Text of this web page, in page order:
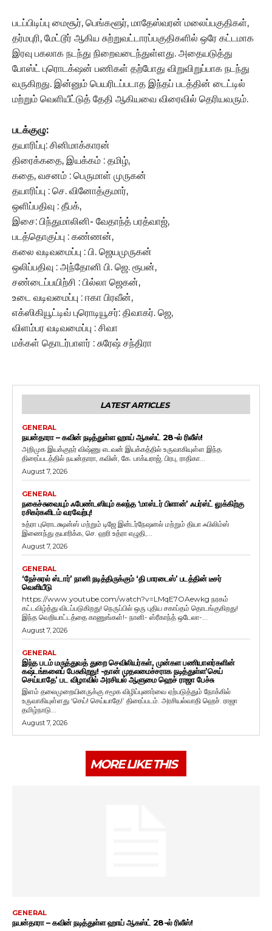
படப்பிடிப்பு மைசூர், பெங்களூர், மாதேஸ்வரன் மலைப்பகுதிகள்,
தர்மபுரி, மேட்டூர் ஆகிய சுற்றுவட்டாரப்பகுதிகளில் ஒரே கட்டமாக
இரவு பகலாக நடந்து நிறைவடைந்துள்ளது. அதையடுத்து
போஸ்ட் புரொடக்‌ஷன் பணிகள் தற்போது விறுவிறுப்பாக நடந்து
வருகிறது. இன்னும் பெயரிடப்படாத இந்தப் படத்தின் டைட்டில்
மற்றும் வெளியீட்டுத் தேதி ஆகியவை விரைவில் தெரியவரும்.
படக்குழு:
தயாரிப்பு: சினிமாக்காரன்
திரைக்கதை, இயக்கம் : தமிழ்,
கதை, வசனம் : பெருமாள் முருகன்
தயாரிப்பு : செ. வினோத்குமார்,
ஒளிப்பதிவு : தீபக்,
இசை: பிந்துமாலினி- வேதாந்த் பரத்வாஜ்,
படத்தொகுப்பு : கண்ணன்,
கலை வடிவமைப்பு : பி. ஜெயமுருகன்
ஒலிப்பதிவு : அந்தோனி பி. ஜெ. ரூபன்,
சண்டைப்பயிற்சி : பில்லா ஜெகன்,
உடை வடிவமைப்பு : ஈகா பிரவீன்,
எக்ஸிகியூட்டிவ் புரொடியூசர்: திவாகர். ஜெ,
விளம்பர வடிவமைப்பு : சிவா
மக்கள் தொடர்பாளர் : சுரேஷ் சந்திரா
LATEST ARTICLES
GENERAL
நயன்தாரா – கவின் நடித்துள்ள ஹாய் ஆகஸ்ட் 28-ல் ரிலீஸ்!
அறிமுக இயக்குநர் விஷ்ணு எடவன் இயக்கத்தில் உருவாகியுள்ள இந்த
திரைப்படத்தில் நயன்தாரா, கவின், கே. பாக்யராஜ், பிரபு, ராதிகா...
August 7, 2026
GENERAL
நகைச்சுவையும் ஃபேண்டஸியும் கலந்த ‘மாஸ்டர் பிளான்’ ஃபர்ஸ்ட் லுக்கிற்கு
ரசிகர்களிடம் வரவேற்பு!
உத்ரா புரொடக்ஷன்ஸ் மற்றும் டிஜே இன்டர்நேஷனல் மற்றும் தியா ஃபிலிம்ஸ்
இணைந்து தயாரிக்க, செ. ஹரி உத்ரா எழுதி,...
August 7, 2026
GENERAL
‘நேச்சுரல் ஸ்டார்’ நானி நடித்திருக்கும் ‘தி பாரடைஸ்’ படத்தின் டீசர்
வெளியீடு
https://www.youtube.com/watch?v=LMqE7OAewkg நரகம்
கட்டவிழ்த்து விடப்படுகிறது! நெருப்பில் ஒரு புதிய சகாப்தம் தொடங்குகிறது!
இந்த வெறியாட்டத்தை காணுங்கள்!- நானி- ஸ்ரீகாந்த் ஒடேலா-...
August 7, 2026
GENERAL
இந்த படம் மருத்துவத் துறை செவிலியர்கள், முன்கள பணியாளர்களின்
கஷ்டங்களைப் பேசுகிறது! -தான் முதலமைச்சராக நடித்துள்ள’செய்
செய்யாதே’ பட விழாவில் அரசியல் ஆளுமை ஹெச் ராஜா பேச்சு
இளம் தலைமுறையினருக்கு சமூக விழிப்புணர்வை ஏற்படுத்தும் நோக்கில்
உருவாகியுள்ளது ‘செய்! செய்யாதே!’ திரைப்படம். அரசியல்வாதி ஹெச். ராஜா
தமிழ்நாடு...
August 7, 2026
MORE LIKE THIS
GENERAL
நயன்தாரா – கவின் நடித்துள்ள ஹாய் ஆகஸ்ட் 28-ல் ரிலீஸ்!